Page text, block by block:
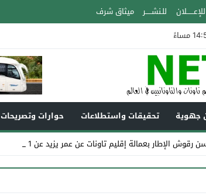
للإعــــــلان للـنشـــــر ميثاق شرف
جهوية تحقيقات واستطلاعات حوارات وتصريحات
الإطار بعمالة إقليم تاونات عن عمر يزيد عن 110سنة في ذمة الله _